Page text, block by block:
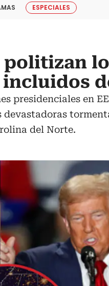
ESPECIALES
presidenciales en
devastadoras
del Norte.